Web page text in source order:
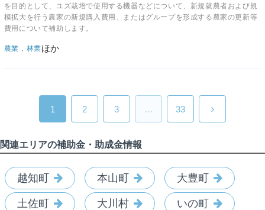
を目的として、ユズ栽培で使用する機器などについて、新規就農者および規
模拡大を行う農家の新規購入費用、またはグループを形成する農家の更新等
費用について補助します。
農業，林業ほか
1 2 3 … 33
関連エリアの補助金・助成金情報
越知町 本山町 大豊町
土佐町 大川村 いの町